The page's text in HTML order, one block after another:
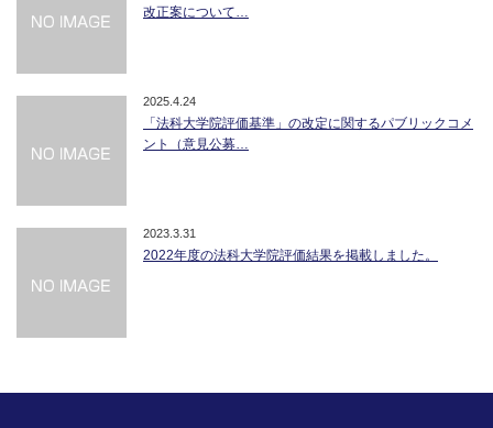
改正案について…
2025.4.24
「法科大学院評価基準」の改定に関するパブリックコメ
ント（意見公募…
2023.3.31
2022年度の法科大学院評価結果を掲載しました。